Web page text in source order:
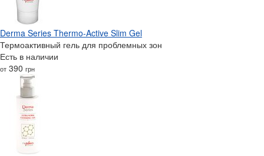
Derma Series Thermo-Active Slim Gel
Термоактивный гель для проблемных зон
Есть в наличии
от 390 грн